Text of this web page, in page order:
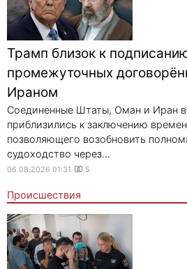
Трамп близок к
промежуточных
Ираном
Соединенные Штаты, Оман и Иран
приблизились к заключению
позволяющего возобновить
судоходство через...
06.08.2026 01:31 5
Происшествия